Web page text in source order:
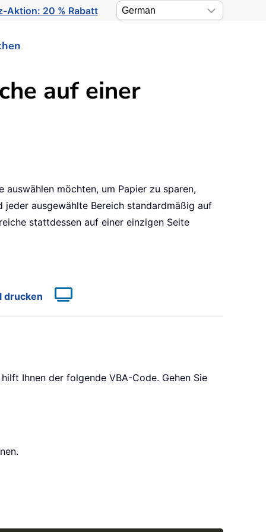
Aktion: 20 % Rabatt
auf einer
möchten, um Papier zu sparen,
ausgewählte Bereich standardmäßig auf
stattdessen auf einer einzigen Seite
drucken
Ihnen der folgende VBA-Code. Gehen Sie